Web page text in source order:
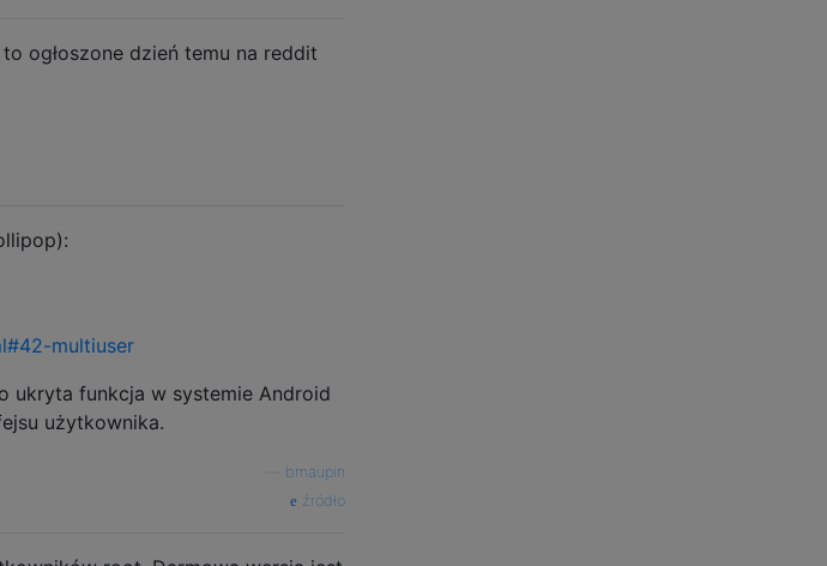
to ogłoszone dzień temu na reddit
multiuser
ukryta funkcja w systemie Android
użytkownika.
bmaupin
źródło